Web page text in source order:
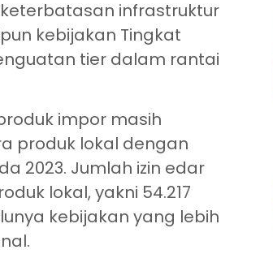
infrastruktur
kebijakan Tingkat
tier dalam rantai
impor masih
produk lokal dengan
2023. Jumlah izin edar
lokal, yakni 54.217
kebijakan yang lebih